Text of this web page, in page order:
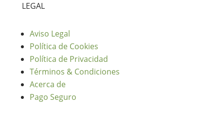
LEGAL
Aviso Legal
Política de Cookies
Política de Privacidad
Términos & Condiciones
Acerca de
Pago Seguro